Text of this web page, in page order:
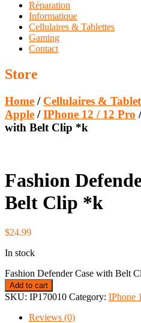
Réparation
Informatique
Cellulaires & Tablettes
Gaming
Contact
Store
Home / Cellulaires &
Apple /IPhone 12 / 12 Pro
with Belt Clip *k
Fashion
Belt Clip *k
$24.99
In stock
Fashion Defender Case with Belt
Add to cart
SKU: IP170010 Category: IPhone
Reviews (0)